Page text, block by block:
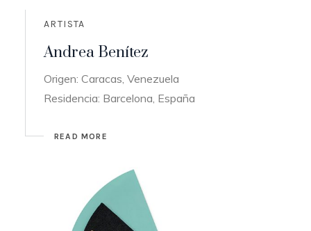
ARTISTA
Andrea Benítez
Origen: Caracas, Venezuela
Residencia: Barcelona, España
READ MORE